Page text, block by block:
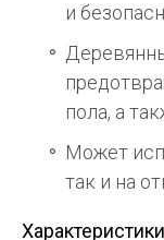
и
пола, а
Может
так и на